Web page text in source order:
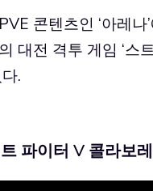
콘텐츠인 ‘아레
대전 격투 게임 ‘스
.
파이터 V 콜라보